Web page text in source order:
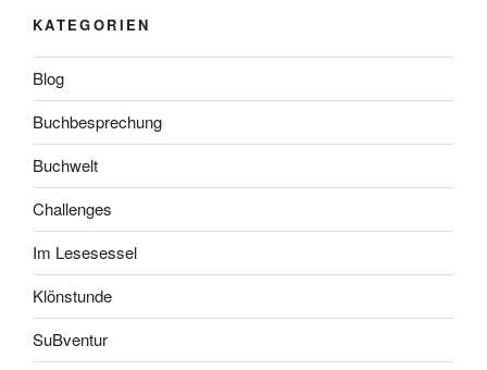
KATEGORIEN
Blog
Buchbesprechung
Buchwelt
Challenges
Im Lesesessel
Klönstunde
SuBventur